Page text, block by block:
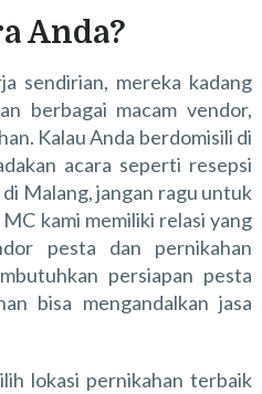
Anda?
sendirian, mereka kadang
berbagai macam vendor,
Kalau Anda berdomisili di
acara seperti resepsi
Malang, jangan ragu untuk
kami memiliki relasi yang
pesta dan pernikahan
persiapan pesta
bisa mengandalkan jasa
lokasi pernikahan terbaik